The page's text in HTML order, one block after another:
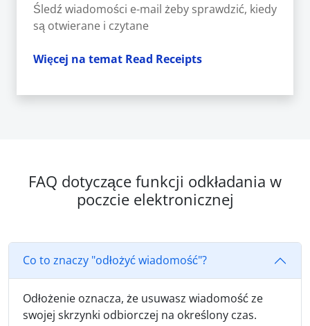
Śledź wiadomości e-mail żeby sprawdzić, kiedy
są otwierane i czytane
Więcej na temat Read Receipts
FAQ dotyczące funkcji odkładania w
poczcie elektronicznej
Co to znaczy "odłożyć wiadomość"?
Odłożenie oznacza, że usuwasz wiadomość ze
swojej skrzynki odbiorczej na określony czas.